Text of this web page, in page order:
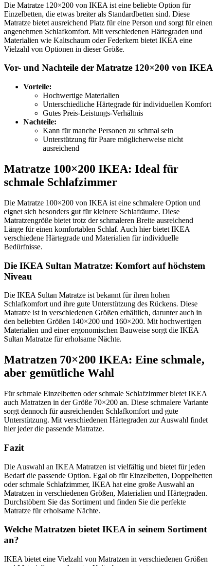
Die Matratze 120×200 von IKEA ist eine beliebte Option für
Einzelbetten, die etwas breiter als Standardbetten sind. Diese
Matratze bietet ausreichend Platz für eine Person und sorgt für einen
angenehmen Schlafkomfort. Mit verschiedenen Härtegraden und
Materialien wie Kaltschaum oder Federkern bietet IKEA eine
Vielzahl von Optionen in dieser Größe.
Vor- und Nachteile der Matratze 120×200 von IKEA
Vorteile:
Hochwertige Materialien
Unterschiedliche Härtegrade für individuellen Komfort
Gutes Preis-Leistungs-Verhältnis
Nachteile:
Kann für manche Personen zu schmal sein
Unterstützung für Paare möglicherweise nicht
ausreichend
Matratze 100×200 IKEA: Ideal für
schmale Schlafzimmer
Die Matratze 100×200 von IKEA ist eine schmalere Option und
eignet sich besonders gut für kleinere Schlafräume. Diese
Matratzengröße bietet trotz der schmaleren Breite ausreichend
Länge für einen komfortablen Schlaf. Auch hier bietet IKEA
verschiedene Härtegrade und Materialien für individuelle
Bedürfnisse.
Die IKEA Sultan Matratze: Komfort auf höchstem
Niveau
Die IKEA Sultan Matratze ist bekannt für ihren hohen
Schlafkomfort und ihre gute Unterstützung des Rückens. Diese
Matratze ist in verschiedenen Größen erhältlich, darunter auch in
den beliebten Größen 140×200 und 160×200. Mit hochwertigen
Materialien und einer ergonomischen Bauweise sorgt die IKEA
Sultan Matratze für erholsame Nächte.
Matratzen 70×200 IKEA: Eine schmale,
aber gemütliche Wahl
Für schmale Einzelbetten oder schmale Schlafzimmer bietet IKEA
auch Matratzen in der Größe 70×200 an. Diese schmalere Variante
sorgt dennoch für ausreichenden Schlafkomfort und gute
Unterstützung. Mit verschiedenen Härtegraden zur Auswahl findet
hier jeder die passende Matratze.
Fazit
Die Auswahl an IKEA Matratzen ist vielfältig und bietet für jeden
Bedarf die passende Option. Egal ob für Einzelbetten, Doppelbetten
oder schmale Schlafzimmer, IKEA hat eine große Auswahl an
Matratzen in verschiedenen Größen, Materialien und Härtegraden.
Durchstöbern Sie das Sortiment und finden Sie die perfekte
Matratze für erholsame Nächte.
Welche Matratzen bietet IKEA in seinem Sortiment
an?
IKEA bietet eine Vielzahl von Matratzen in verschiedenen Größen